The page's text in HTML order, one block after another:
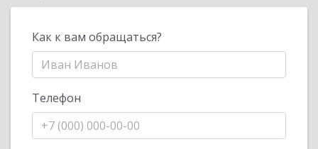
Как к вам обращаться?
Телефон